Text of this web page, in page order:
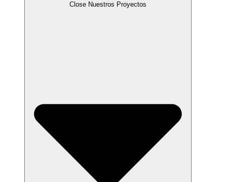
Close Nuestros Proyectos